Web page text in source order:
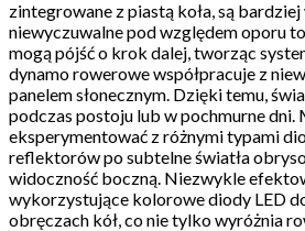
zintegrowane z piastą koła, są
niewyczuwalne pod względem oporu
mogą pójść o krok dalej, tworząc
dynamo rowerowe współpracuje z
panelem słonecznym. Dzięki temu,
podczas postoju lub w pochmurne dni.
eksperymentować z różnymi typami
reflektorów po subtelne światła
widoczność boczną. Niezwykle
wykorzystujące kolorowe diody LED
obręczach kół, co nie tylko wyróżnia